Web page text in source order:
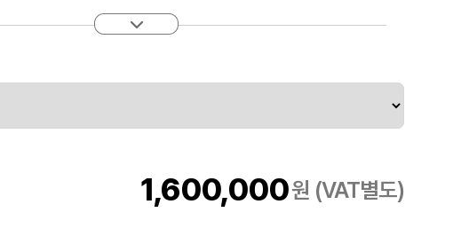
터 파일 작업, 관계형 데이터 웨어하우스 만들기 및 로드, 실시간 데이터
산 및 계보 추적과 같은 일반적인 데이터 엔지니어링 작업에 중점을 둡니
1,600,000원 (VAT별도)